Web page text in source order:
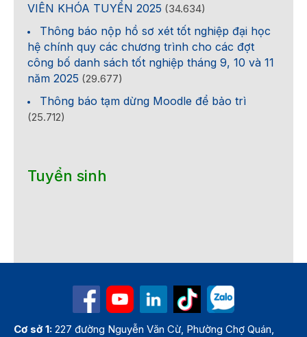
VIÊN KHÓA TUYỂN 2025 (34.634)
Thông báo nộp hồ sơ xét tốt nghiệp đại học
hệ chính quy các chương trình cho các đợt
công bố danh sách tốt nghiệp tháng 9, 10 và 11
năm 2025 (29.677)
Thông báo tạm dừng Moodle để bảo trì
(25.712)
Tuyển sinh
Cơ sở 1: 227 đường Nguyễn Văn Cừ, Phường Chợ Quán,